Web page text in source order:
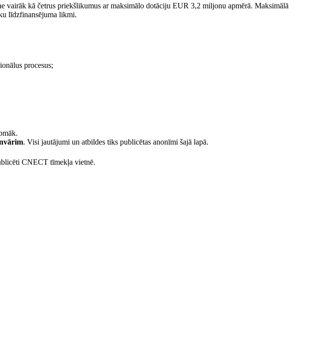
vairāk kā četrus priekšlikumus ar maksimālo dotāciju EUR 3,2 miljonu apmērā. Maksimālā
līdzfinansējuma likmi.
procesus;
. Visi jautājumi un atbildes tiks publicētas anonīmi šajā lapā.
CNECT tīmekļa vietnē.